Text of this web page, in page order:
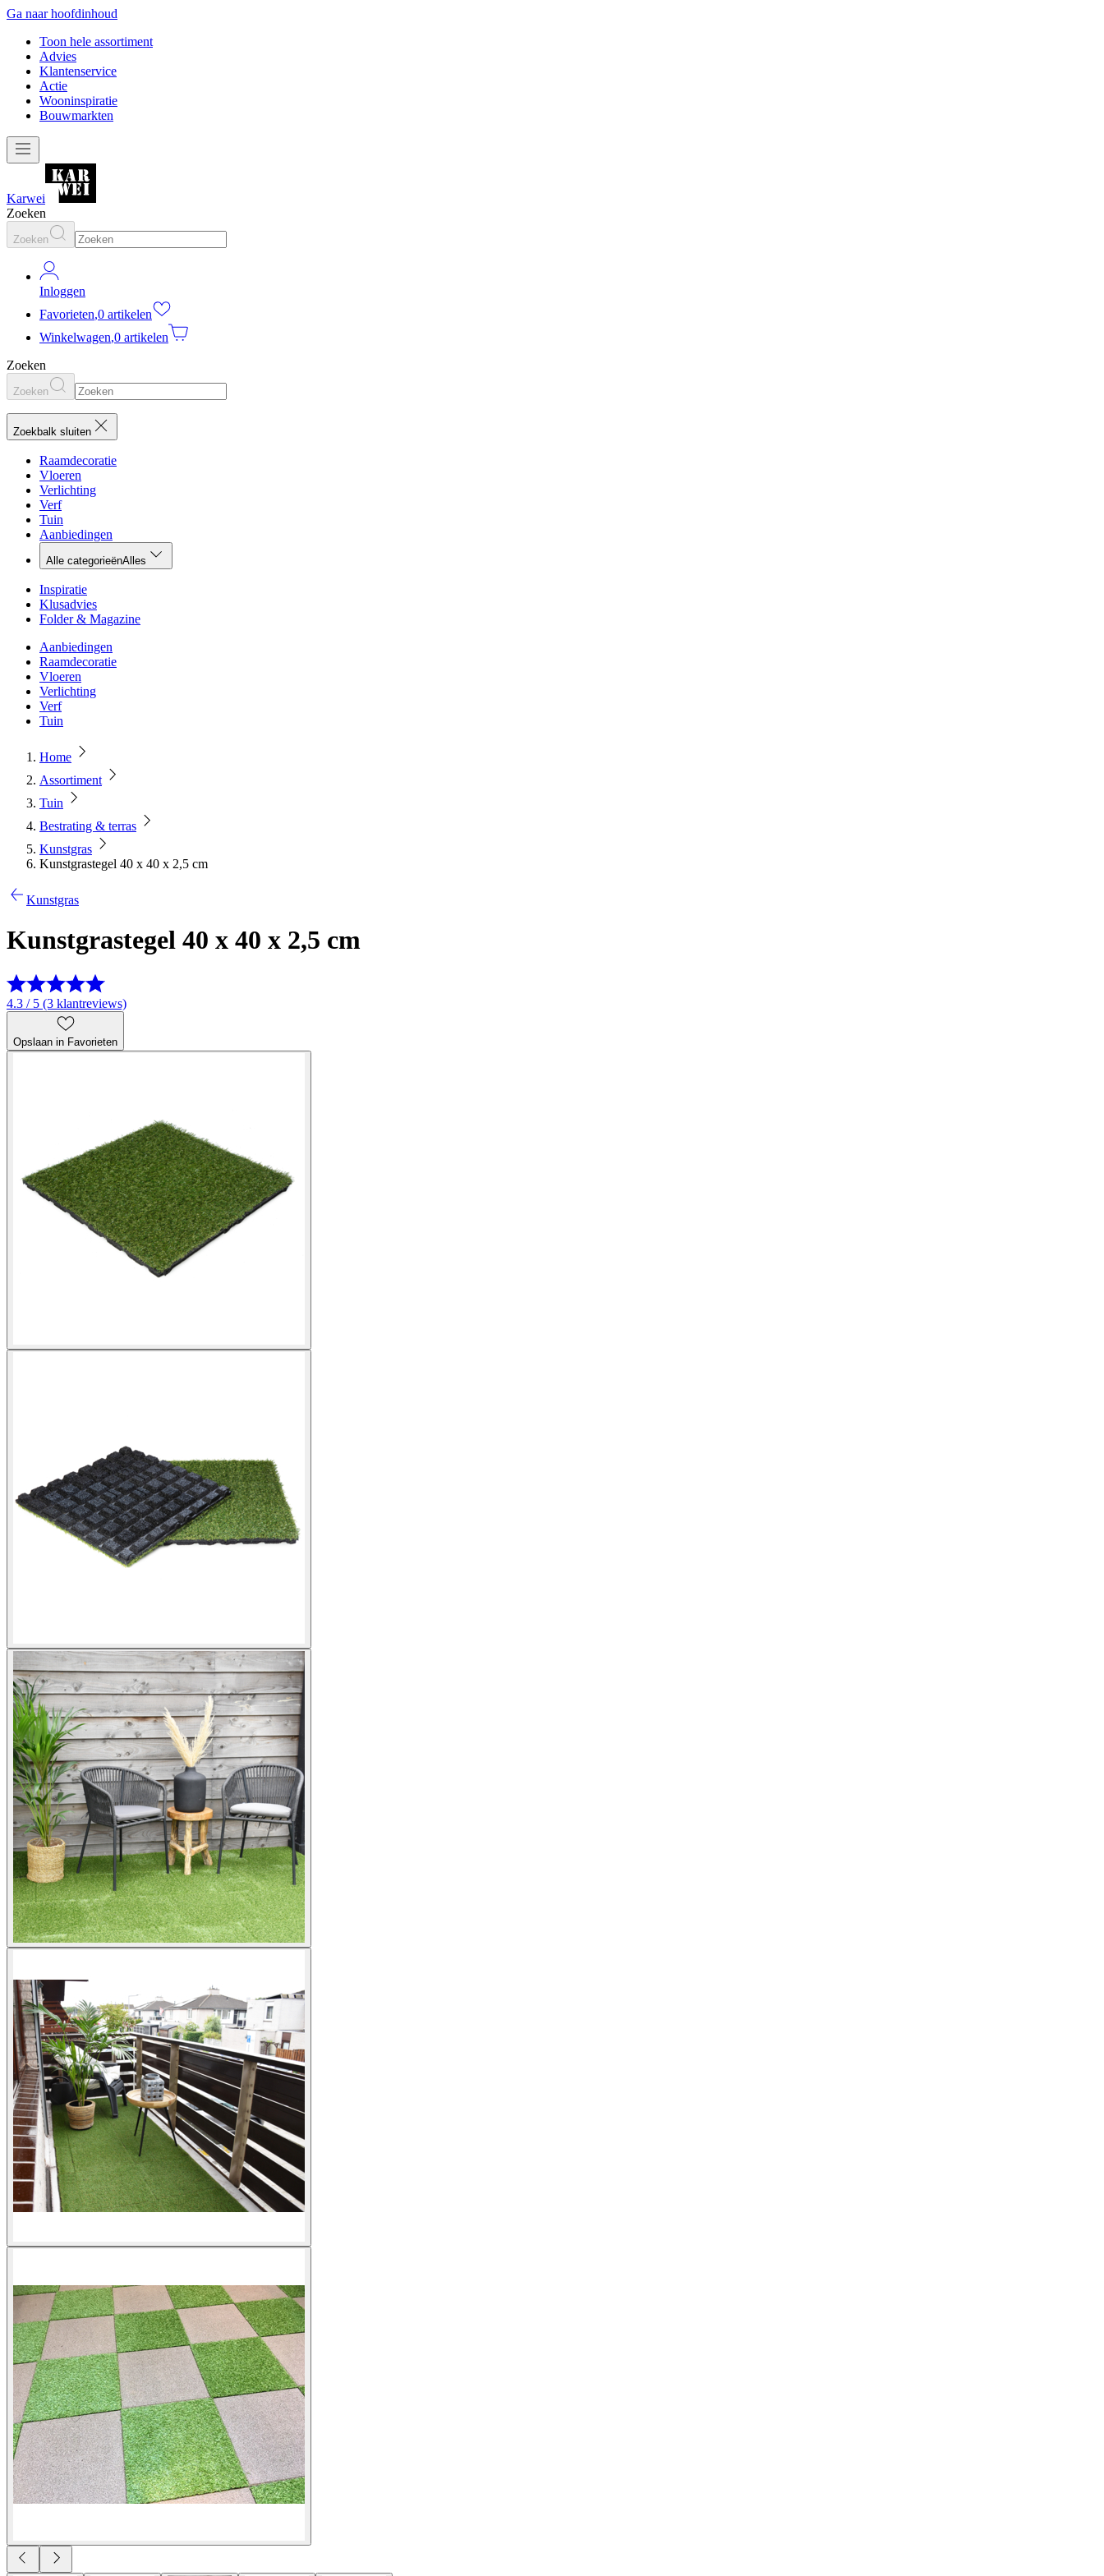
Ga naar hoofdinhoud
Toon hele assortiment
Advies
Klantenservice
Actie
Wooninspiratie
Bouwmarkten
Karwei
Zoeken
Zoeken
Inloggen
Favorieten,0 artikelen
Winkelwagen,0 artikelen
Zoeken
Zoeken
Zoekbalk sluiten
Raamdecoratie
Vloeren
Verlichting
Verf
Tuin
Aanbiedingen
Alle categorieënAlles
Inspiratie
Klusadvies
Folder & Magazine
Aanbiedingen
Raamdecoratie
Vloeren
Verlichting
Verf
Tuin
Home
Assortiment
Tuin
Bestrating & terras
Kunstgras
Kunstgrastegel 40 x 40 x 2,5 cm
Kunstgras
Kunstgrastegel 40 x 40 x 2,5 cm
4.3 / 5 (3 klantreviews)
Opslaan in Favorieten